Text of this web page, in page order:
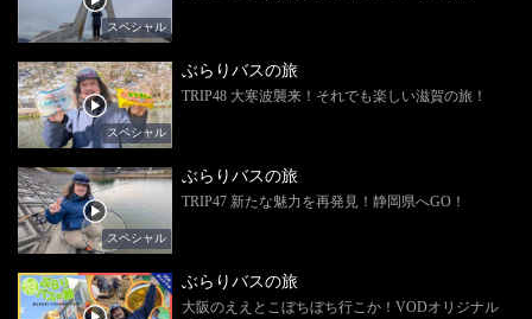
スペシャル
スペシャル
ぶらりバスの旅
TRIP48 大寒波襲来！それでも楽しい滋賀の旅！
スペシャル
ぶらりバスの旅
TRIP47 新たな魅力を再発見！静岡県へGO！
ぶらりバスの旅
大阪のええとこぼちぼち行こか！VODオリジナル